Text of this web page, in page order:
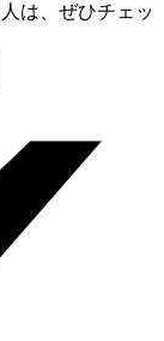
は、ぜひチェッ